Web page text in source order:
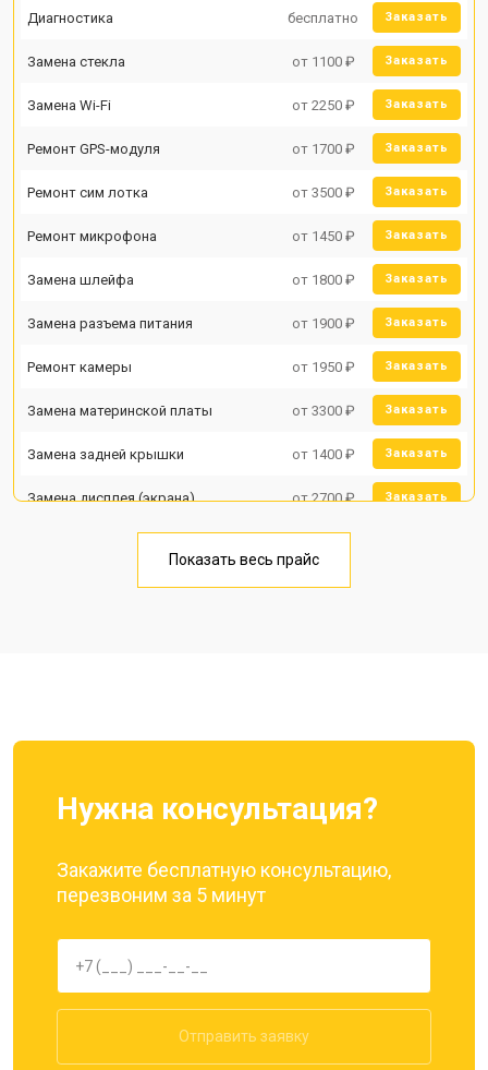
Диагностика бесплатно Заказать
Замена стекла от 1100 ₽ Заказать
Замена Wi-Fi от 2250 ₽ Заказать
Ремонт GPS-модуля от 1700 ₽ Заказать
Ремонт сим лотка от 3500 ₽ Заказать
Ремонт микрофона от 1450 ₽ Заказать
Замена шлейфа от 1800 ₽ Заказать
Замена разъема питания от 1900 ₽ Заказать
Ремонт камеры от 1950 ₽ Заказать
Замена материнской платы от 3300 ₽ Заказать
Замена задней крышки от 1400 ₽ Заказать
Замена дисплея (экрана) от 2700 ₽ Заказать
Замена кнопки включения от 1750 ₽
Показать весь прайс
Нужна консультация?
Закажите бесплатную консультацию,
перезвоним за 5 минут
Отправить заявку